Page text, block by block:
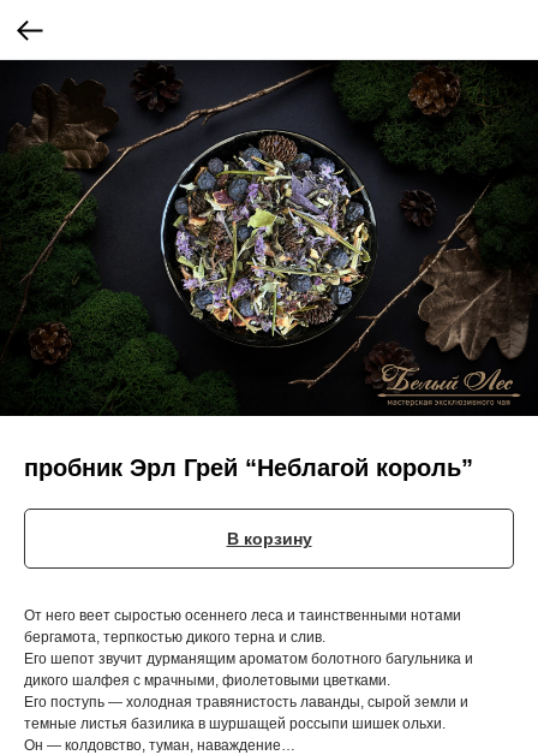
пробник Эрл Грей “Неблагой король”
В корзину
От него веет сыростью осеннего леса и таинственными нотами
бергамота, терпкостью дикого терна и слив.
Его шепот звучит дурманящим ароматом болотного багульника и
дикого шалфея с мрачными, фиолетовыми цветками.
Его поступь — холодная травянистость лаванды, сырой земли и
темные листья базилика в шуршащей россыпи шишек ольхи.
Он — колдовство, туман, наваждение…